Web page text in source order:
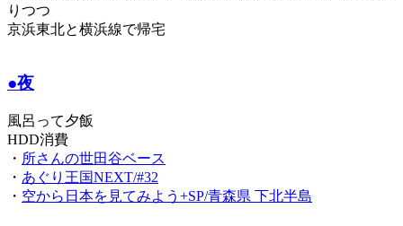
りつつ
京浜東北と横浜線で帰宅
●夜
風呂って夕飯
HDD消費
・ 所さんの世田谷ベース
・ あぐり王国NEXT/#32
・ 空から日本を見てみよう+SP/青森県 下北半島